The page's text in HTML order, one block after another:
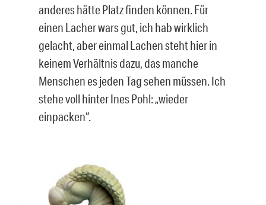
anderes hätte Platz finden können. Für
einen Lacher wars gut, ich hab wirklich
gelacht, aber einmal Lachen steht hier in
keinem Verhältnis dazu, das manche
Menschen es jeden Tag sehen müssen. Ich
stehe voll hinter Ines Pohl: „wieder
einpacken“.